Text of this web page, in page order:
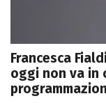
Francesca
oggi non va in